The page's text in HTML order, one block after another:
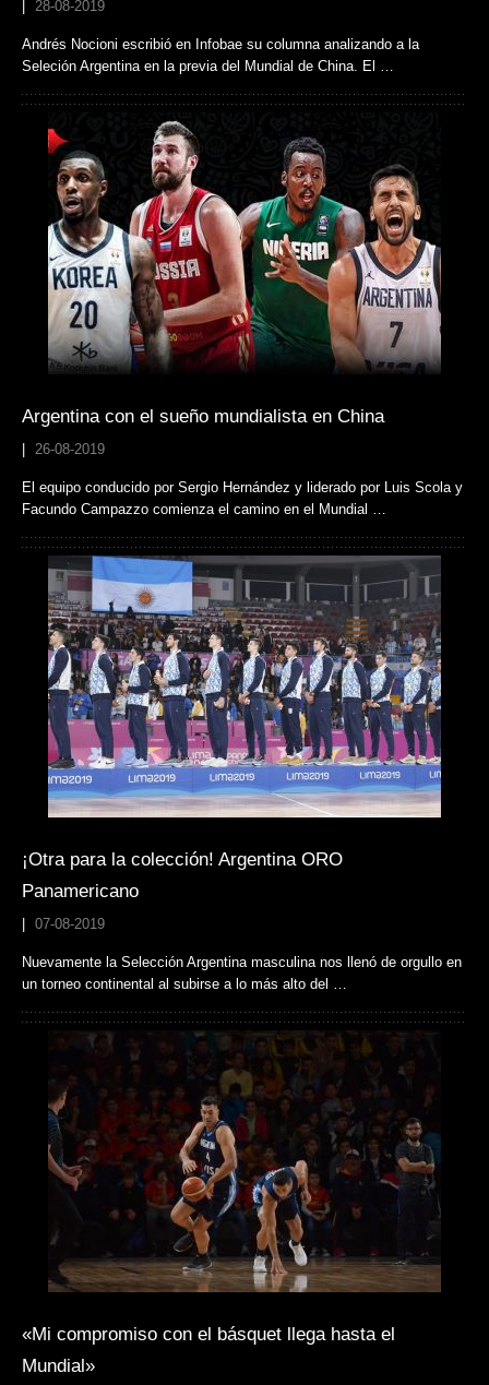
28-08-2019
Andrés Nocioni escribió en Infobae su columna analizando a la
Seleción Argentina en la previa del Mundial de China. El …
Argentina con el sueño mundialista en China
26-08-2019
El equipo conducido por Sergio Hernández y liderado por Luis Scola y
Facundo Campazzo comienza el camino en el Mundial …
¡Otra para la colección! Argentina ORO
Panamericano
07-08-2019
Nuevamente la Selección Argentina masculina nos llenó de orgullo en
un torneo continental al subirse a lo más alto del …
«Mi compromiso con el básquet llega hasta el
Mundial»